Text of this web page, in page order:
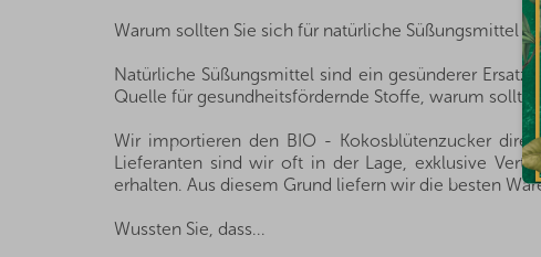
Warum sollten Sie sich für natürliche Süßungsmittel
Natürliche Süßungsmittel sind ein gesünderer
Quelle für gesundheitsfördernde Stoffe, warum
Wir importieren den BIO - Kokosblütenzucker
Lieferanten sind wir oft in der Lage, exklusive
erhalten. Aus diesem Grund liefern wir die besten
Wussten Sie, dass...